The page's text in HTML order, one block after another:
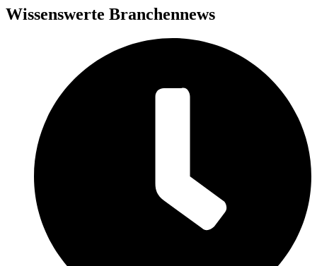
Wissenswerte Branchennews